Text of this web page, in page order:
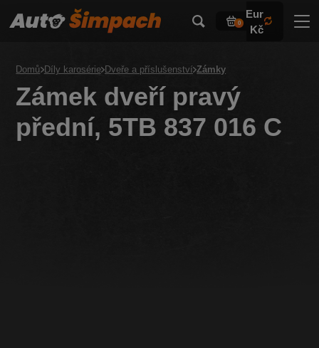
0
Eur
Kč
Domů Díly karosérie Dveře a příslušenství Zámky
Zámek dveří pravý
přední, 5TB 837 016 C